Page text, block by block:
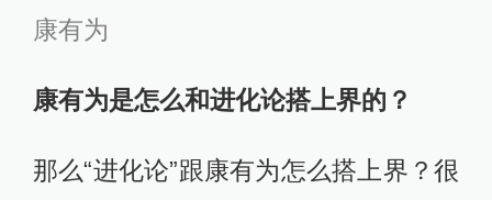
为嚆矢焉。先生于中国史学用力最
理，以为中国始开于夏禹，其所传